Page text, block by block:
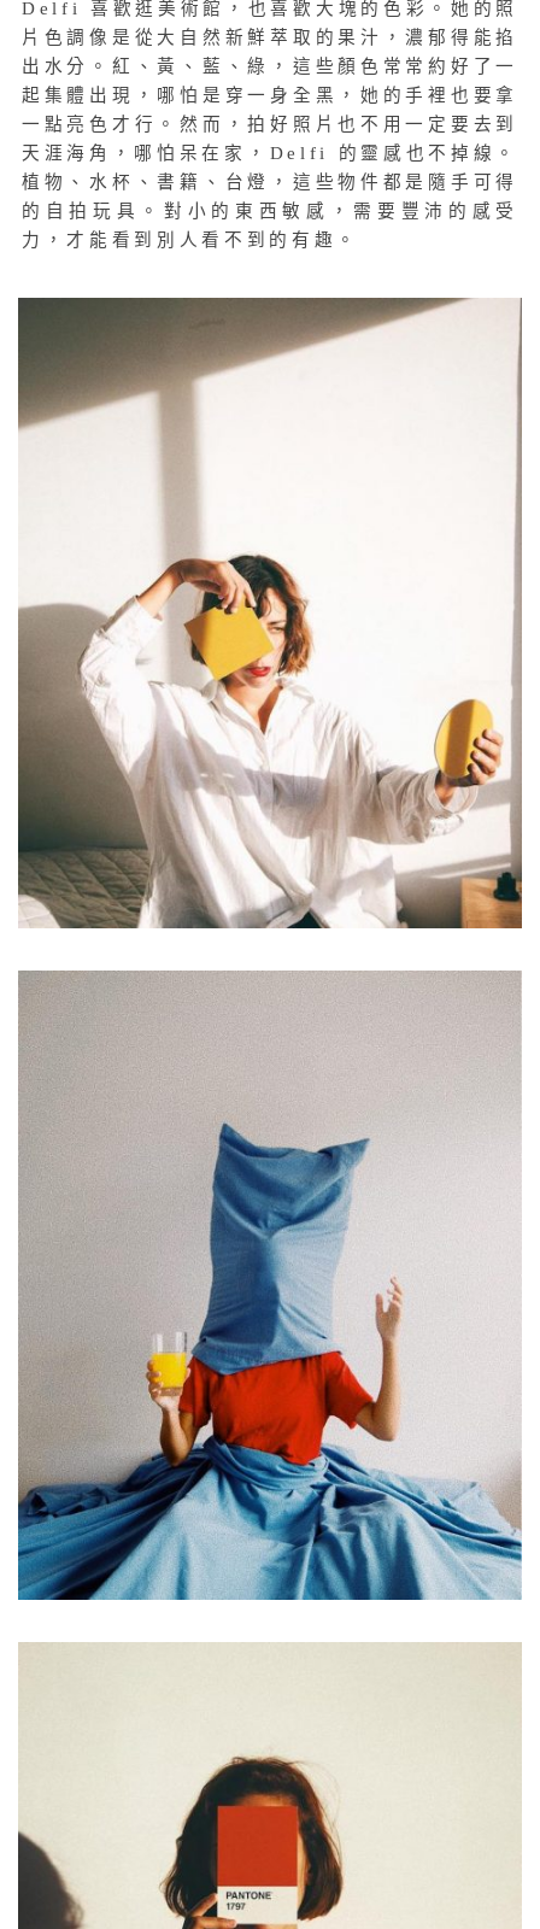
Delfi 喜歡逛美術館，也喜歡大塊的色彩。她的照
片色調像是從大自然新鮮萃取的果汁，濃郁得能掐
出水分。紅、黃、藍、綠，這些顏色常常約好了一
起集體出現，哪怕是穿一身全黑，她的手裡也要拿
一點亮色才行。然而，拍好照片也不用一定要去到
天涯海角，哪怕呆在家，Delfi 的靈感也不掉線。
植物、水杯、書籍、台燈，這些物件都是隨手可得
的自拍玩具。對小的東西敏感，需要豐沛的感受
力，才能看到別人看不到的有趣。